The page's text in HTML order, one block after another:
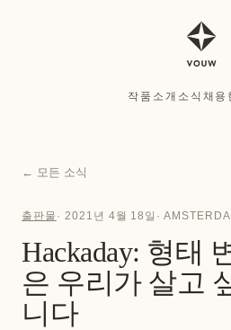
작품 소개 소식 채용
← 모든 소식
출판물 · 2021년 4월 18일 ·
Hackaday: 형태
은 우리가 살고
니다